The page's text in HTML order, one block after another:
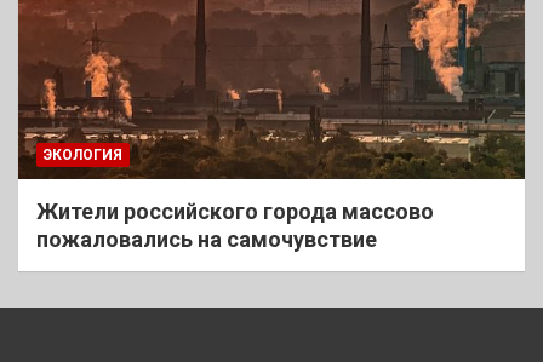
ЭКОЛОГИЯ
Жители российского города массово
пожаловались на самочувствие